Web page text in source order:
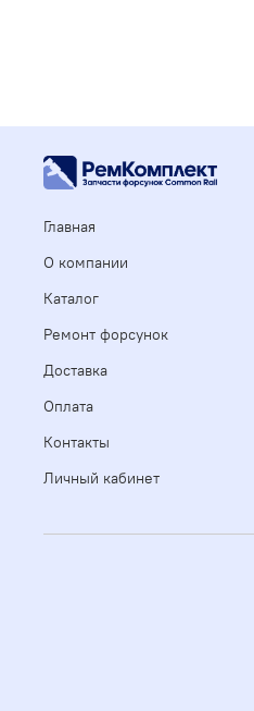
Главная
О компании
Каталог
Ремонт форсунок
Доставка
Оплата
Контакты
Личный кабинет